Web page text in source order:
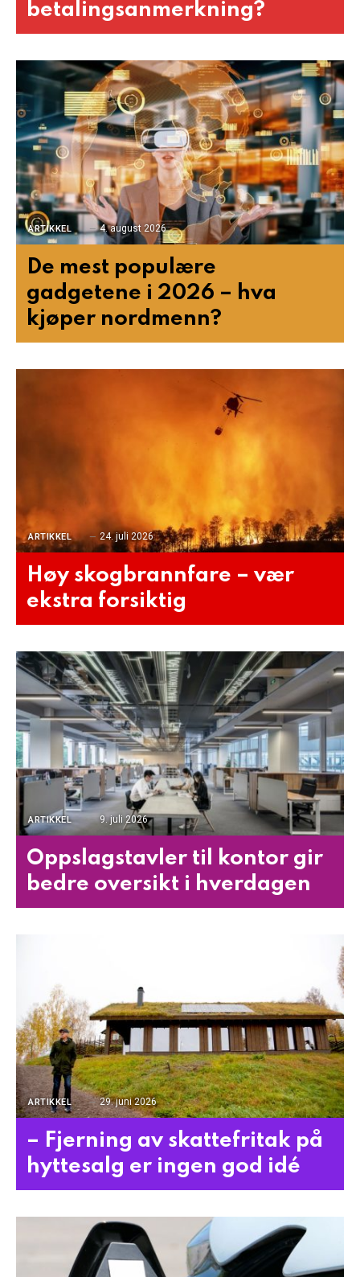
betalingsanmerkning?
ARTIKKEL 4. august 2026
De mest populære
gadgetene i 2026 – hva
kjøper nordmenn?
ARTIKKEL 24. juli 2026
Høy skogbrannfare – vær
ekstra forsiktig
ARTIKKEL 9. juli 2026
Oppslagstavler til kontor gir
bedre oversikt i hverdagen
ARTIKKEL 29. juni 2026
– Fjerning av skattefritak på
hyttesalg er ingen god idé